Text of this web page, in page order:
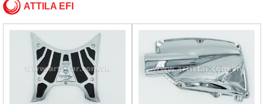
ATTILA EFI